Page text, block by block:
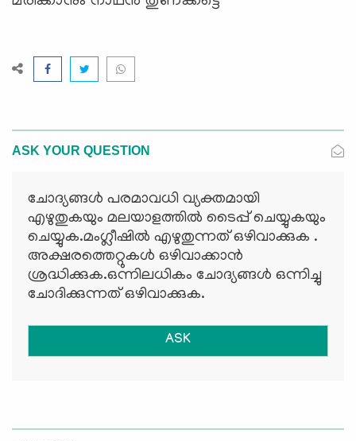
ASK YOUR QUESTION
ചോദ്യങ്ങള്‍ പരമാവധി വ്യക്തമായി
എഴുതുകയും മലയാളത്തില്‍ ടൈപ്പ് ചെയ്യുകയും
ചെയ്യുക.മംഗ്ലീഷില്‍ എഴുതുന്നത് ഒഴിവാക്കുക .
അക്ഷരത്തെറ്റുകള്‍ ഒഴിവാക്കാന്‍
ശ്രദ്ധിക്കുക.ഒന്നിലധികം ചോദ്യങ്ങള്‍ ഒന്നിച്ചു
ചോദിക്കുന്നത് ഒഴിവാക്കുക.
ASK